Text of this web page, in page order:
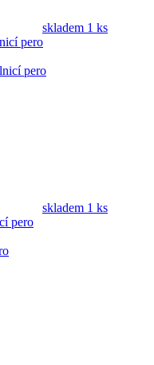
skladem 1 ks
pero
skladem 1 ks
pero